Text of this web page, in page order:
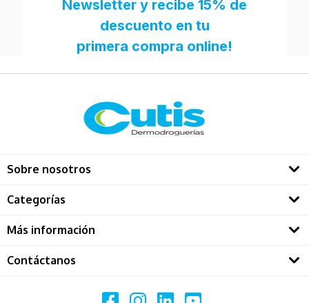
Sobre nosotros
Quienes somos
Categorías
Rostro
Más información
Restablecer contraseña
Contáctanos